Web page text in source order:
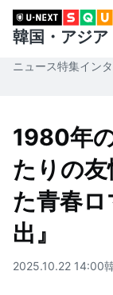
韓国・アジア
ニュース特集イン
1980年
たりの
た青春
出』
2025.10.22 14:00